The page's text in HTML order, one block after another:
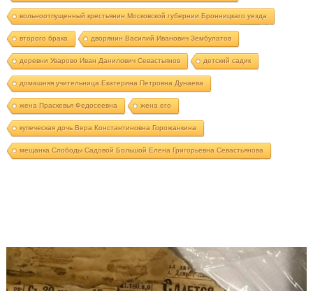
вольноотпущенный крестьянин Московской губернии Бронницкаго уезда
второго брака дворянин Василий Иванович Зембулатов
деревни Уварово Иван Данилович Севастьянов детский садик
домашняя учительница Екатерина Петровна Дунаева
жена Праскевья Федосеевна жена его
купеческая дочь Вера Константиновна Горожанкина
мещанка Слободы Садовой Большой Елена Григорьевна Севастьянова